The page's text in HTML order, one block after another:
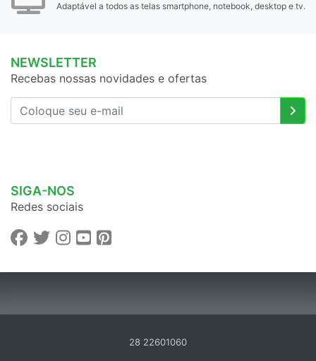
Adaptável a todos as telas smartphone, notebook, desktop e tv.
NEWSLETTER
Recebas nossas novidades e ofertas
SIGA-NOS
Redes sociais
28 22601060